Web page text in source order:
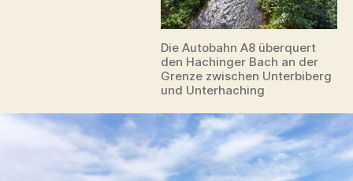
Die Autobahn A8 überquert
den Hachinger Bach an der
Grenze zwischen Unterbiberg
und Unterhaching